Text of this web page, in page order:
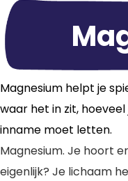
Magnesium helpt je
waar het in zit,
inname moet letten.
Magnesium. Je hoort
eigenlijk? Je lichaam